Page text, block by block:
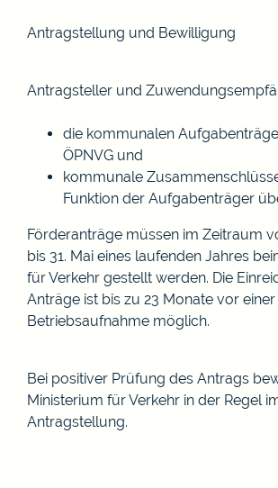
Antragstellung und Bewilligung
Antragsteller und
die kommunalen
ÖPNVG und
kommunale
Funktion der Aufgabenträger
Förderanträge müssen im Zeitraum
bis 31. Mai eines laufenden Jahres
für Verkehr gestellt werden. Die
Anträge ist bis zu 23 Monate vor
Betriebsaufnahme möglich.
Bei positiver Prüfung des Antrags
Ministerium für Verkehr in der Regel
Antragstellung.